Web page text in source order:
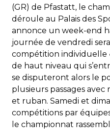
(GR) de Pfastatt, le
déroule au Palais des
annonce un week-end
journée de vendredi
compétition individuelle
de haut niveau qui
se disputeront alors le
plusieurs passages avec
et ruban. Samedi et
compétitions par
le championnat